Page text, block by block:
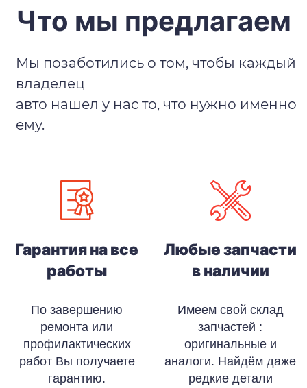
Что мы предлагаем
Мы позаботились о том, чтобы каждый
владелец
авто нашел у нас то, что нужно именно
ему.
Гарантия на все
работы
По завершению
ремонта или
профилактических
работ Вы получаете
гарантию.
Любые запчасти
в наличии
Имеем свой склад
запчастей :
оригинальные и
аналоги. Найдём даже
редкие детали